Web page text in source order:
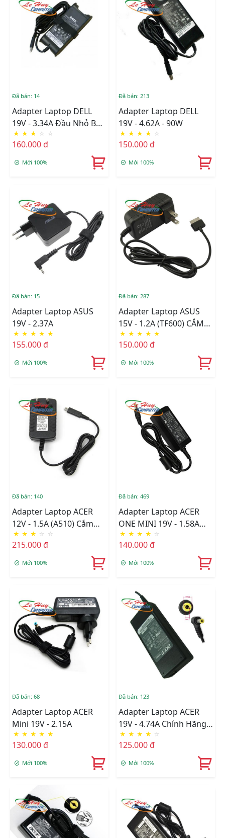
Đã bán: 14
Adapter Laptop DELL
19V - 3.34A Đầu Nhỏ Bên
Trong Có Kim NEW
★ ★ ★ ☆ ☆
160.000 đ
Mới 100%
Đã bán: 213
Adapter Laptop DELL
19V - 4.62A - 90W
★ ★ ★ ★ ☆
150.000 đ
Mới 100%
Đã bán: 15
Adapter Laptop ASUS
19V - 2.37A
★ ★ ★ ★ ★
155.000 đ
Mới 100%
Đã bán: 287
Adapter Laptop ASUS
15V - 1.2A (TF600) CẮM
ĐIỆN
★ ★ ★ ★ ★
150.000 đ
Mới 100%
Đã bán: 140
Adapter Laptop ACER
12V - 1.5A (A510) Cắm
Điện
★ ★ ★ ☆ ☆
215.000 đ
Mới 100%
Đã bán: 469
Adapter Laptop ACER
ONE MINI 19V - 1.58A
30W
★ ★ ★ ★ ☆
140.000 đ
Mới 100%
Đã bán: 68
Adapter Laptop ACER
Mini 19V - 2.15A
★ ★ ★ ★ ★
130.000 đ
Mới 100%
Đã bán: 123
Adapter Laptop ACER
19V - 4.74A Chính Hãng
Fpt
★ ★ ★ ★ ☆
125.000 đ
Mới 100%